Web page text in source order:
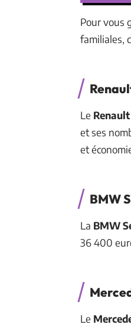
Pour vous
familiales,
Le
et ses
et
BMW
La BMW
36 400
Le